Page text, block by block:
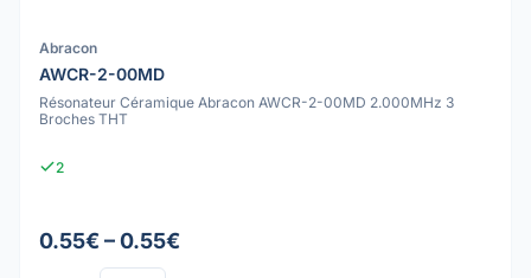
Abracon
AWCR-2-00MD
Résonateur Céramique Abracon AWCR-2-00MD 2.000MHz 3
Broches THT
2
0.55€ – 0.55€